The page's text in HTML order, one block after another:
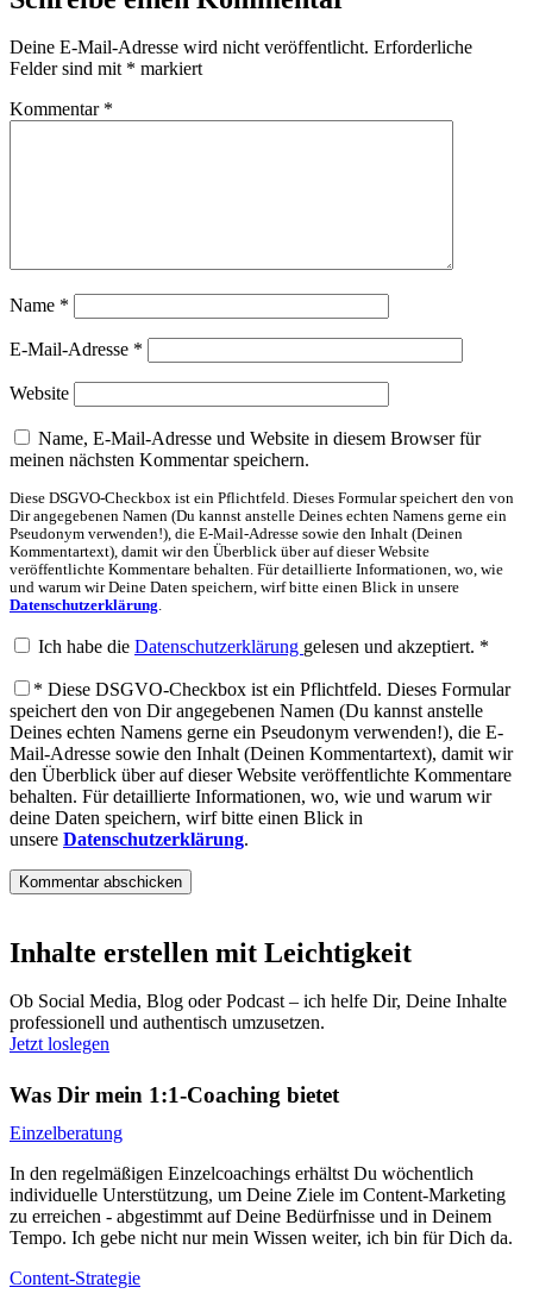
Deine E-Mail-Adresse wird nicht veröffentlicht. Erforderliche
Felder sind mit * markiert
Kommentar *
Name *
E-Mail-Adresse *
Website
Name, E-Mail-Adresse und Website in diesem Browser für
meinen nächsten Kommentar speichern.
Diese DSGVO-Checkbox ist ein Pflichtfeld. Dieses Formular speichert den von
Dir angegebenen Namen (Du kannst anstelle Deines echten Namens gerne ein
Pseudonym verwenden!), die E-Mail-Adresse sowie den Inhalt (Deinen
Kommentartext), damit wir den Überblick über auf dieser Website
veröffentlichte Kommentare behalten. Für detaillierte Informationen, wo, wie
und warum wir Deine Daten speichern, wirf bitte einen Blick in unsere
Datenschutzerklärung.
Ich habe die Datenschutzerklärung gelesen und akzeptiert. *
* Diese DSGVO-Checkbox ist ein Pflichtfeld. Dieses Formular
speichert den von Dir angegebenen Namen (Du kannst anstelle
Deines echten Namens gerne ein Pseudonym verwenden!), die E-
Mail-Adresse sowie den Inhalt (Deinen Kommentartext), damit wir
den Überblick über auf dieser Website veröffentlichte Kommentare
behalten. Für detaillierte Informationen, wo, wie und warum wir
deine Daten speichern, wirf bitte einen Blick in
unsere Datenschutzerklärung.
Inhalte erstellen mit Leichtigkeit
Ob Social Media, Blog oder Podcast – ich helfe Dir, Deine Inhalte
professionell und authentisch umzusetzen.
Jetzt loslegen
Was Dir mein 1:1-Coaching bietet
Einzelberatung
In den regelmäßigen Einzelcoachings erhältst Du wöchentlich
individuelle Unterstützung, um Deine Ziele im Content-Marketing
zu erreichen - abgestimmt auf Deine Bedürfnisse und in Deinem
Tempo. Ich gebe nicht nur mein Wissen weiter, ich bin für Dich da.
Content-Strategie